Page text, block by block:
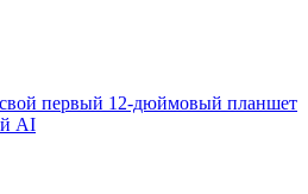
первый 12-дюймовый планшет
AI